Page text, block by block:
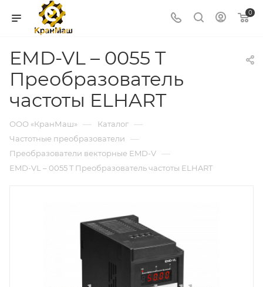
0
EMD-VL – 0055 T
Преобразователь
частоты ELHART
ООО «КранМаш» — Каталог —
Частотные преобразователи —
Преобразователи векторные EMD-V —
EMD-VL – 0055 T Преобразователь частоты ELHART